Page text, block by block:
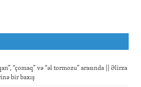
“çomaq” və “əl tormozu” arasında || Əlirza
bir baxış